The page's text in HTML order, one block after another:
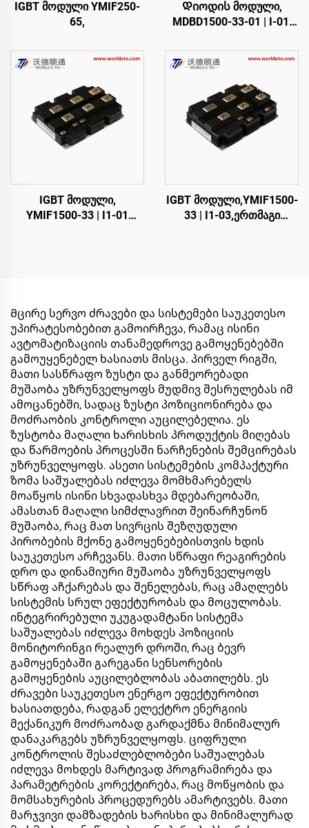
IGBT მოდული YMIF250-
65,
Დიოდის მოდული,
MDBD1500-33-01 | I-01,
IGBT მოდული,
YMIF1500-33 | I1-01
IGBT მოდული,YMIF1500-
33 | I1-03,ერთმაგი
Მცირე სერვო ძრავები და სისტემები საუკეთესო
უპირატესობებით გამოირჩევა, რამაც ისინი
ავტომატიზაციის თანამედროვე გამოყენებებში
გამოუყენებელ ხასიათს მისცა. პირველ რიგში,
მათი სასწრაფო ზუსტი და განმეორებადი
მუშაობა უზრუნველყოფს მუდმივ შესრულებას იმ
ამოცანებში, სადაც ზუსტი პოზიციონირება და
მოძრაობის კონტროლი აუცილებელია. ეს
ზუსტობა მაღალი ხარისხის პროდუქტის მიღებას
და წარმოების პროცესში ნარჩენების შემცირებას
უზრუნველყოფს. ასეთი სისტემების კომპაქტური
ზომა საშუალებას იძლევა მომხმარებელს
მოაწყოს ისინი სხვადასხვა მდებარეობაში,
ამასთან მაღალი სიმძლავრით შეინარჩუნონ
მუშაობა, რაც მათ სივრცის შეზღუდული
პირობების მქონე გამოყენებებისთვის ხდის
საუკეთესო არჩევანს. მათი სწრაფი რეაგირების
დრო და დინამიური მუშაობა უზრუნველყოფს
სწრაფ აჩქარებას და შენელებას, რაც ამაღლებს
სისტემის სრულ ეფექტურობას და მოცულობას.
ინტეგრირებული უკუგადამტანი სისტემა
საშუალებას იძლევა მოხდეს პოზიციის
მონიტორინგი რეალურ დროში, რაც ბევრ
გამოყენებაში გარეგანი სენსორების
გამოყენების აუცილებლობას აბათილებს. ეს
ძრავები საუკეთესო ენერგო ეფექტურობით
ხასიათდება, რადგან ელექტრო ენერგიის
მექანიკურ მოძრაობად გარდაქმნა მინიმალურ
დანაკარგებს უზრუნველყოფს. ციფრული
კონტროლის შესაძლებლობები საშუალებას
იძლევა მოხდეს მარტივად პროგრამირება და
პარამეტრების კორექტირება, რაც მოწყობის და
მომსახურების პროცედურებს ამარტივებს. მათი
მარჯვივი დამზადების ხარისხი და მინიმალურად